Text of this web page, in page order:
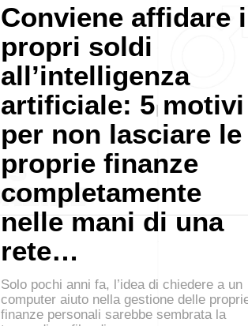
Conviene affidare i
propri soldi
all’intelligenza
artificiale: 5 motivi
per non lasciare le
proprie finanze
completamente
nelle mani di una
rete…
Solo pochi anni fa, l’idea di chiedere a un
computer aiuto nella gestione delle
finanze personali sarebbe sembrata la